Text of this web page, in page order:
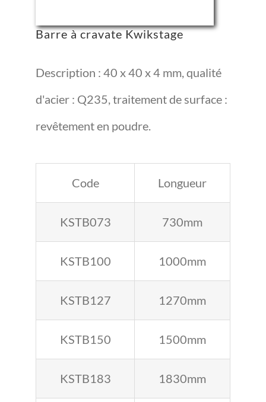
Barre à cravate Kwikstage
Description : 40 x 40 x 4 mm, qualité
d'acier : Q235, traitement de surface :
revêtement en poudre.
Code Longueur
KSTB073 730mm
KSTB100 1000mm
KSTB127 1270mm
KSTB150 1500mm
KSTB183 1830mm